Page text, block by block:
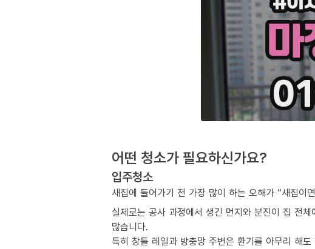
어떤 청소가 필요하신가요?
입주청소
새집에 들어가기 전 가장 많이 하는 오해가 “새집이
실제로는 공사 과정에서 생긴 먼지와 분진이 집 전
많습니다.
특히 창틀 레일과 방충망 주변은 환기를 아무리 해